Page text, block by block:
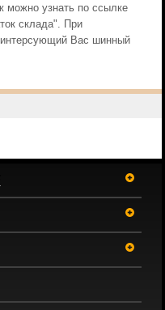
можно узнать по ссылке
склада". При
Вас шинный